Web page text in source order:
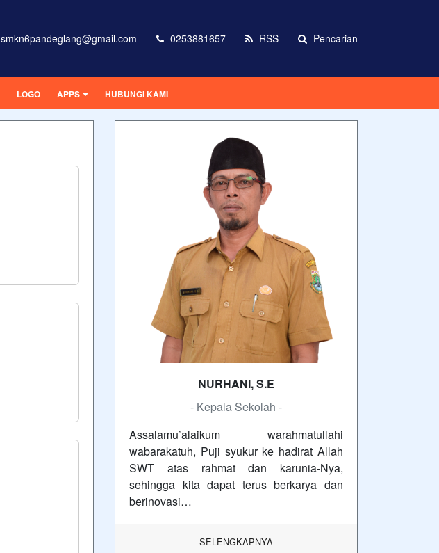
smkn6pandeglang@gmail.com 0253881657 RSS Pencarian
LOGO APPS HUBUNGI KAMI
NURHANI, S.E
- Kepala Sekolah -
Assalamu’alaikum warahmatullahi
wabarakatuh, Puji syukur ke hadirat Allah
SWT atas rahmat dan karunia-Nya,
sehingga kita dapat terus berkarya dan
berinovasi…
SELENGKAPNYA